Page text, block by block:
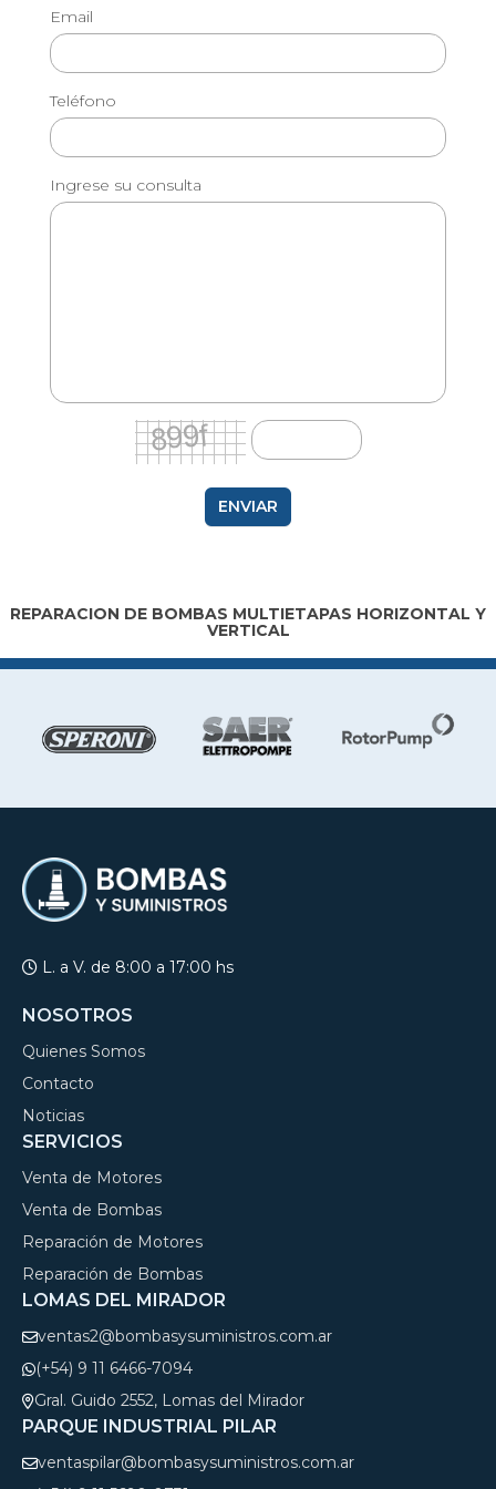
Email
Teléfono
Ingrese su consulta
ENVIAR
REPARACION DE BOMBAS MULTIETAPAS HORIZONTAL Y
VERTICAL
L. a V. de 8:00 a 17:00 hs
NOSOTROS
Quienes Somos
Contacto
Noticias
SERVICIOS
Venta de Motores
Venta de Bombas
Reparación de Motores
Reparación de Bombas
LOMAS DEL MIRADOR
ventas2@bombasysuministros.com.ar
(+54) 9 11 6466-7094
Gral. Guido 2552, Lomas del Mirador
PARQUE INDUSTRIAL PILAR
ventaspilar@bombasysuministros.com.ar